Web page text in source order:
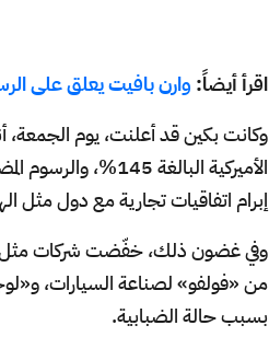
اقرأ أيضاً: وارن بافيت يعلق على
وكانت بكين قد أعلنت، يوم
إبرام اتفاقيات تجارية مع دول مثل
وفي غضون ذلك، خفّضت شركات مثل
من «فولفو» لصناعة السيارات،
بسبب حالة الضبابية.